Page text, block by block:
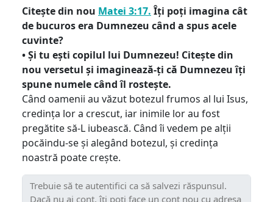
Citește din nou Matei 3:17. Îți poți imagina cât
de bucuros era Dumnezeu când a spus acele
cuvinte?
• Și tu ești copilul lui Dumnezeu! Citește din
nou versetul și imaginează-ți că Dumnezeu îți
spune numele când îl rostește.
Când oamenii au văzut botezul frumos al lui Isus,
credința lor a crescut, iar inimile lor au fost
pregătite să-L iubească. Când îi vedem pe alții
pocăindu-se și alegând botezul, și credința
noastră poate crește.